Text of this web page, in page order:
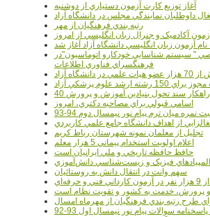
آغاز توزيع کارت آزمون دستياري از دوشنبه
داوطلبان نمايندگي مجلس در دانشگاه آزاد
رتبه بندي فرهنگيان از مهر
آکادميک و جنرال زبان انگليسي از امروز
آزمون زبان انگليسي دانشگاه آزاد آغاز شد
" سيستم شناسايي خودکارو اتوماسيون"در
فرهنگسراي فناوري اطلاعات
آزاد
ارشد علوم پزشکي آزاد
40 راهکار سند تحول بنيادين آموزش و پرورش
اسامي قبولي براي مصاحبه دکتري، امروز
نمره میان ترم پیام نور نیمسال دوم 94-93
از اهداف دانشگاه جامع علمي کاربردي
تجليل از معلمان نمونه شهرستان رباط کريم
اعلام اولويت استخدام پيماني 5 هزار معلم
حافظ حافظه تاريخي و ملي ايرانيان است
فيزيک و زيست‌شناسي دانش‌آموزي
سهم وانت در انتقال دانش به روستائيان
پرورش، خدمت به کشور و تقويت نظام است
طرح رتبه بندي فرهنگيان از مهرماه امسال
سوالات پیام نور نیمسال اول 93-92